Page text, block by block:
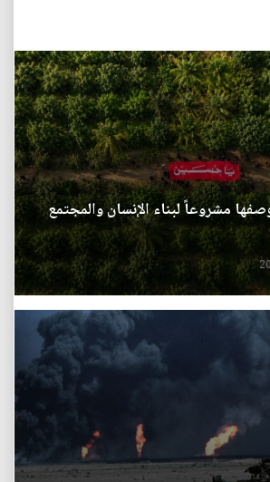
مشروعاً لبناء الإنسان والمجتمع